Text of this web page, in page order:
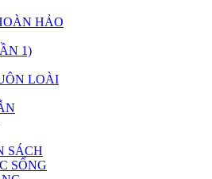
HẢO
1)
LOÀI
SÁCH
SỐNG